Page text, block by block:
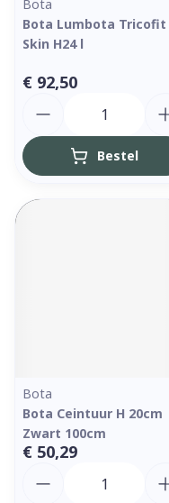
Bota
Bota Lumbota Tricofit
Skin H24 l
€ 92,50
Bestel
Bota
Bota Ceintuur H 20cm
Zwart 100cm
€ 50,29